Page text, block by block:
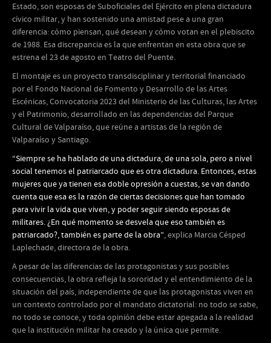
Estado, son esposas de Suboficiales del Ejército en plena dictadura
cívico militar, y han sostenido una amistad pese a una gran
diferencia: cómo piensan, qué desean y cómo votan en el plebiscito
de 1988. Esa discrepancia es la que enfrentan en esta obra que se
estrena el 23 de agosto en Teatro del Puente.
El montaje es un proyecto transdisciplinar y territorial financiado
por el Fondo Nacional de Fomento y Desarrollo de las Artes
Escénicas, Convocatoria 2023 del Ministerio de las Culturas, las Artes
y el Patrimonio, desarrollado en las dependencias del Parque
Cultural de Valparaíso, que reúne a artistas de la región de
Valparaíso y Santiago.
“Siempre se ha hablado de una dictadura, de una sola, pero a nivel
social tenemos el patriarcado que es otra dictadura. Entonces, estas
mujeres que ya tienen esa doble opresión a cuestas, se van dando
cuenta que esa es la razón de ciertas decisiones que han tomado
para vivir la vida que viven, y poder seguir siendo esposas de
militares. ¿En qué momento se desvela que eso también es
patriarcado?, también es parte de la obra”, explica Marcia Césped
Laplechade, directora de la obra.
A pesar de las diferencias de las protagonistas y sus posibles
consecuencias, la obra refleja la sororidad y el entendimiento de la
situación del país, independiente de que las protagonistas viven en
un contexto controlado por el mandato dictatorial: no todo se sabe,
no todo se conoce, y toda opinión debe estar apegada a la realidad
que la institución militar ha creado y la única que permite.